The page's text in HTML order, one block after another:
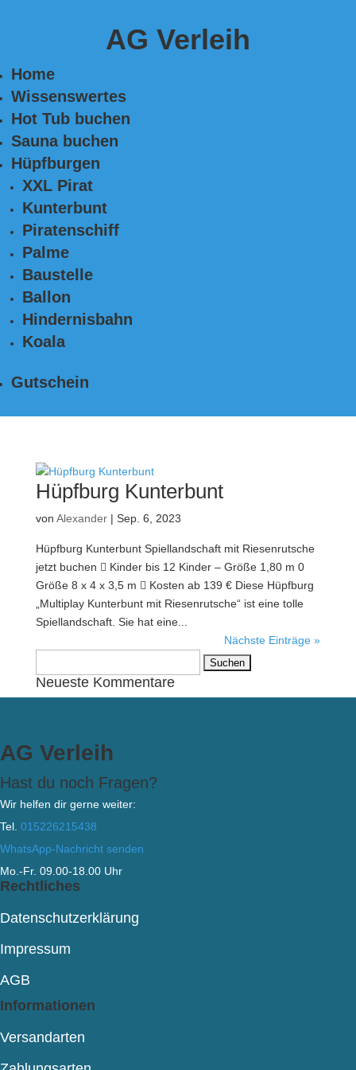
AG Verleih
Home
Wissenswertes
Hot Tub buchen
Sauna buchen
Hüpfburgen
XXL Pirat
Kunterbunt
Piratenschiff
Palme
Baustelle
Ballon
Hindernisbahn
Koala
Gutschein
Hüpfburg Kunterbunt
von Alexander| Sep. 6, 2023
Hüpfburg Kunterbunt Spiellandschaft mit Riesenrutsche
jetzt buchen  Kinder bis 12 Kinder – Größe 1,80 m 0
Größe 8 x 4 x 3,5 m  Kosten ab 139 € Diese Hüpfburg
„Multiplay Kunterbunt mit Riesenrutsche“ ist eine tolle
Spiellandschaft. Sie hat eine...
Nächste Einträge »
nach:
Neueste Kommentare
AG Verleih
Hast du noch Fragen?
Wir helfen dir gerne weiter:
Tel. 015226215438
WhatsApp-Nachricht senden
Mo.-Fr. 09.00-18.00 Uhr
Rechtliches
Datenschutzerklärung
Impressum
AGB
Informationen
Versandarten